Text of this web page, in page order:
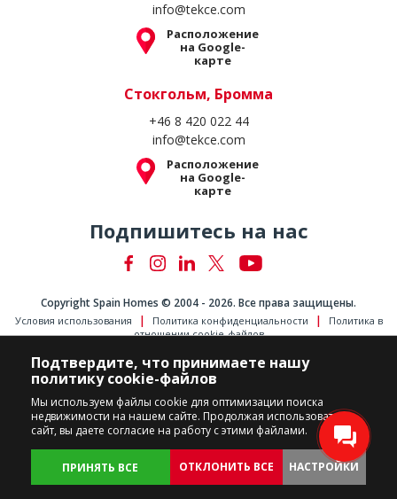
info@tekce.com
Расположение
на Google-
карте
Стокгольм, Бромма
+46 8 420 022 44
info@tekce.com
Расположение
на Google-
карте
Подпишитесь на нас
Copyright Spain Homes © 2004 - 2026. Все права защищены.
Условия использования Политика конфиденциальности
Политика в
отношении cookie-файлов
Подтвердите, что принимаете нашу
политику cookie-файлов
Мы используем файлы cookie для оптимизации поиска
недвижимости на нашем сайте. Продолжая использовать
сайт, вы даете согласие на работу с этими файлами.
ПРИНЯТЬ ВСЕ ОТКЛОНИТЬ ВСЕ НАСТРОЙКИ